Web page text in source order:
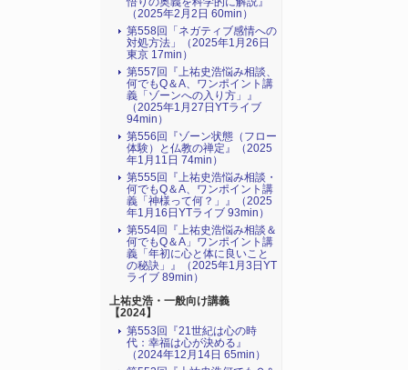
（2025年2月2日 60min）
第558回「ネガティブ感情への
対処方法」（2025年1月26日
東京 17min）
第557回『上祐史浩悩み相談、
何でもQ＆A、ワンポイント講
義「ゾーンへの入り方」』
（2025年1月27日YTライブ
94min）
第556回『ゾーン状態（フロー
体験）と仏教の禅定』（2025
年1月11日 74min）
第555回『上祐史浩悩み相談・
何でもQ＆A、ワンポイント講
義「神様って何？」』（2025
年1月16日YTライブ 93min）
第554回『上祐史浩悩み相談＆
何でもQ＆A」ワンポイント講
義「年初に心と体に良いこと
の秘訣」』（2025年1月3日YT
ライブ 89min）
上祐史浩・一般向け講義
【2024】
第553回『21世紀は心の時
代：幸福は心が決める』
（2024年12月14日 65min）